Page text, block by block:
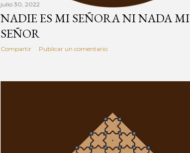
julio 30, 2022
NADIE ES MI SEÑORA NI NADA MI
SEÑOR
Compartir Publicar un comentario